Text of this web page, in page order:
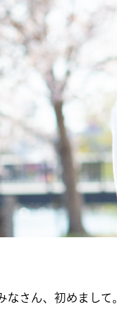
なさん、初めまして